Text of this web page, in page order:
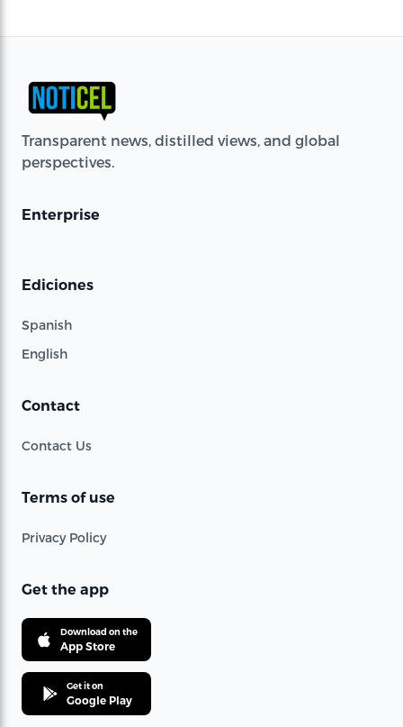
Transparent news, distilled views, and global
perspectives.
Enterprise
Ediciones
Spanish
English
Contact
Contact Us
Terms of use
Privacy Policy
Get the app
Download on the
App Store
Get it on
Google Play